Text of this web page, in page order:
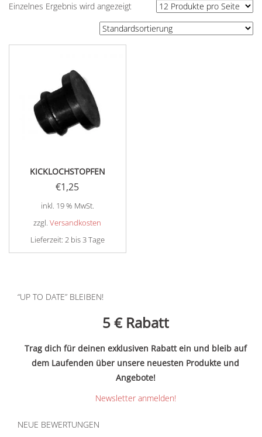
Einzelnes Ergebnis wird angezeigt
KICKLOCHSTOPFEN
€1,25
inkl. 19 % MwSt.
zzgl.Versandkosten
Lieferzeit: 2 bis 3 Tage
“UP TO DATE” BLEIBEN!
5 € Rabatt
Trag dich für deinen exklusiven Rabatt ein und bleib auf
dem Laufenden über unsere neuesten Produkte und
Angebote!
Newsletter anmelden!
NEUE BEWERTUNGEN